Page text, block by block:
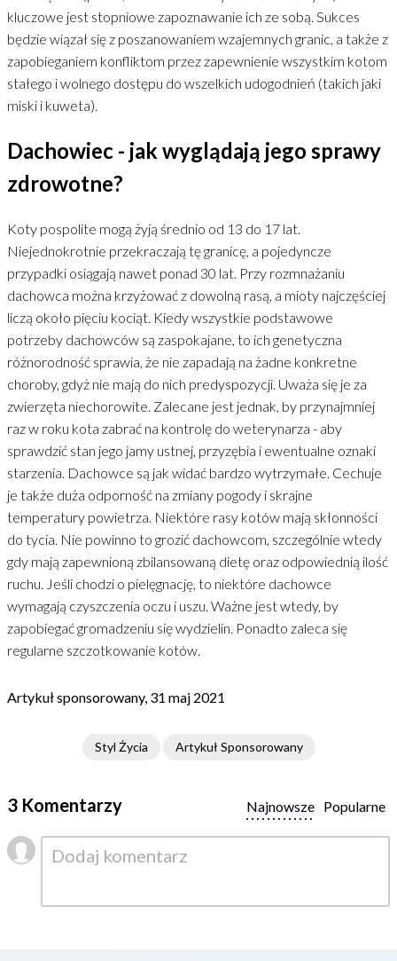
kluczowe jest stopniowe zapoznawanie ich ze sobą. Sukces
będzie wiązał się z poszanowaniem wzajemnych granic, a także z
zapobieganiem konfliktom przez zapewnienie wszystkim kotom
stałego i wolnego dostępu do wszelkich udogodnień (takich jaki
miski i kuweta).
Dachowiec - jak wyglądają jego sprawy
zdrowotne?
Koty pospolite mogą żyją średnio od 13 do 17 lat.
Niejednokrotnie przekraczają tę granicę, a pojedyncze
przypadki osiągają nawet ponad 30 lat. Przy rozmnażaniu
dachowca można krzyżować z dowolną rasą, a mioty najczęściej
liczą około pięciu kociąt. Kiedy wszystkie podstawowe
potrzeby dachowców są zaspokajane, to ich genetyczna
różnorodność sprawia, że nie zapadają na żadne konkretne
choroby, gdyż nie mają do nich predyspozycji. Uważa się je za
zwierzęta niechorowite. Zalecane jest jednak, by przynajmniej
raz w roku kota zabrać na kontrolę do weterynarza - aby
sprawdzić stan jego jamy ustnej, przyzębia i ewentualne oznaki
starzenia. Dachowce są jak widać bardzo wytrzymałe. Cechuje
je także duża odporność na zmiany pogody i skrajne
temperatury powietrza. Niektóre rasy kotów mają skłonności
do tycia. Nie powinno to grozić dachowcom, szczególnie wtedy
gdy mają zapewnioną zbilansowaną dietę oraz odpowiednią ilość
ruchu. Jeśli chodzi o pielęgnację, to niektóre dachowce
wymagają czyszczenia oczu i uszu. Ważne jest wtedy, by
zapobiegać gromadzeniu się wydzielin. Ponadto zaleca się
regularne szczotkowanie kotów.
Artykuł sponsorowany, 31 maj 2021
Styl Życia Artykuł Sponsorowany
3 Komentarzy Popularne
Najnowsze